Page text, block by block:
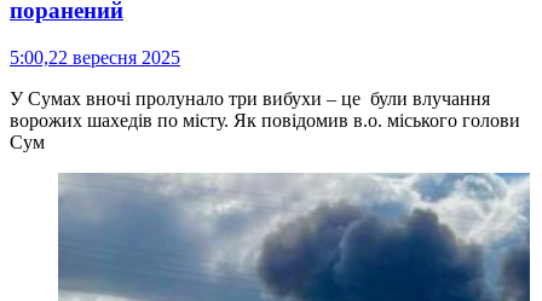
поранений
5:00,22 вересня 2025
У Сумах вночі пролунало три вибухи – це були влучання
ворожих шахедів по місту. Як повідомив в.о. міського голови
Сум